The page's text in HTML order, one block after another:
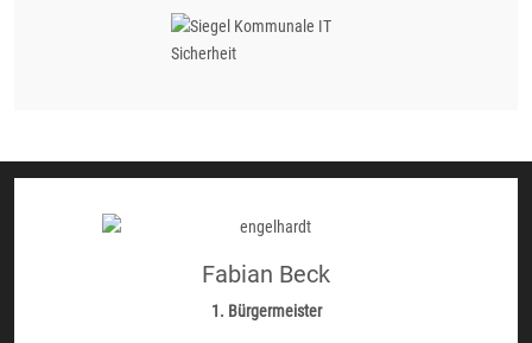
Fabian Beck
1. Bürgermeister